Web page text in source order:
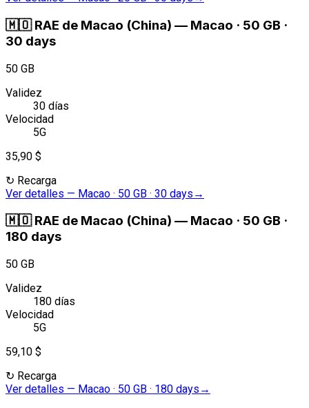
🇲🇴 RAE de Macao (China) — Macao · 50 GB ·
30 days
50 GB
Validez
30 días
Velocidad
5G
35,90 $
↻ Recarga
Ver detalles — Macao · 50 GB · 30 days →
🇲🇴 RAE de Macao (China) — Macao · 50 GB ·
180 days
50 GB
Validez
180 días
Velocidad
5G
59,10 $
↻ Recarga
Ver detalles — Macao · 50 GB · 180 days →